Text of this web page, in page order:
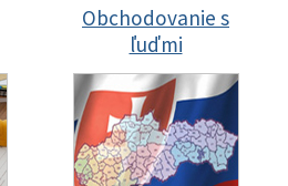
Obchodovanie s
ľuďmi